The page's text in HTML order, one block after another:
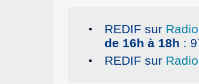
REDIF sur
de 16h à 18h :
REDIF sur